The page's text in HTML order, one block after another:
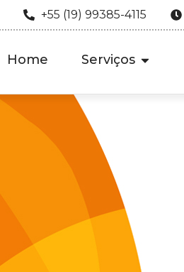
+55 (19) 99385-4115
Home Serviços